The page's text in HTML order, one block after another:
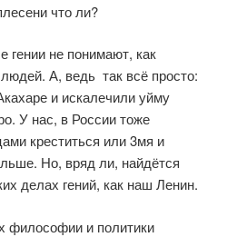
что ли?
гении не понимают, как
А, ведь так всё просто:
и искалечили уйму
У нас, в России тоже
креститься или 3мя и
Но, вряд ли, найдётся
делах гений, как наш Ленин.
философии и политики